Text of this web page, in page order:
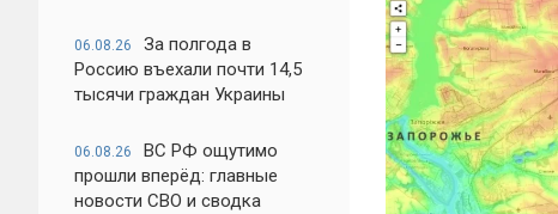
06.08.26
За полгода в
Россию въехали почти 14,5
тысячи граждан Украины
06.08.26
ВС РФ ощутимо
прошли вперёд: главные
новости СВО и сводка